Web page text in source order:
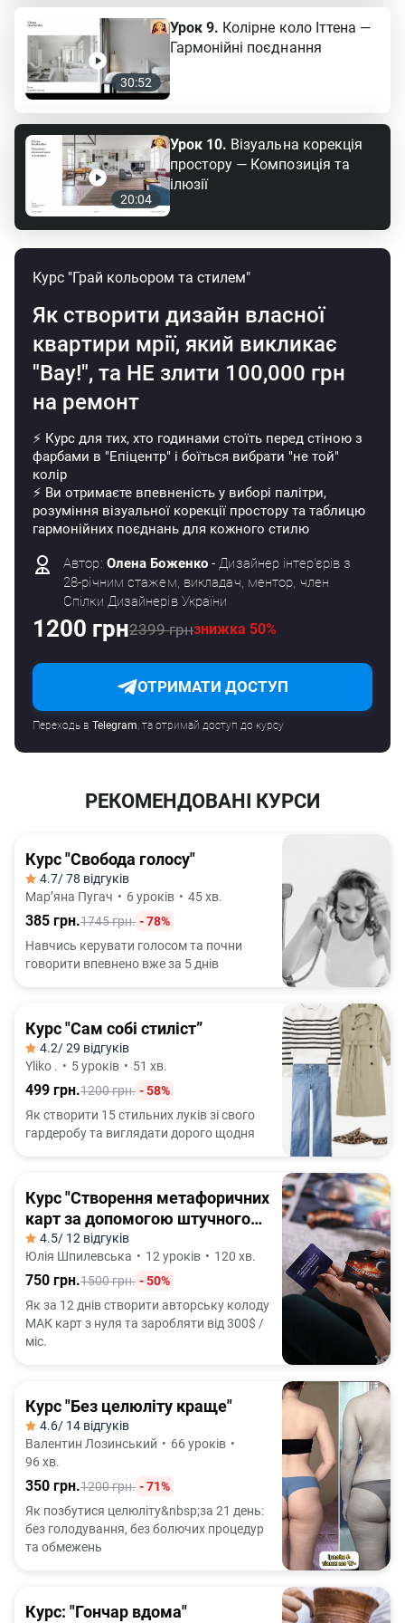
збільшити приплив природного світла.
30:52
Урок 9. Колірне коло Іттена —
Гармонійні поєднання
20:04
Урок 10. Візуальна корекція
простору — Композиція та
ілюзії
Курс "Грай кольором та стилем"
Як створити дизайн власної
квартири мрії, який викликає
"Вау!", та НЕ злити 100,000 грн
на ремонт
⚡ Курс для тих, хто годинами стоїть перед стіною з
фарбами в "Епіцентр" і боїться вибрати "не той"
колір
⚡ Ви отримаєте впевненість у виборі палітри,
розуміння візуальної корекції простору та таблицю
гармонійних поєднань для кожного стилю
Автор: Олена Боженко - Дизайнер інтер'єрів з
28-річним стажем, викладач, ментор, член
Спілки Дизайнерів України
1200 грн2399 грнзнижка 50%
ОТРИМАТИ ДОСТУП
Переходь в Telegram, та отримай доступ до курсу
РЕКОМЕНДОВАНІ КУРСИ
Курс "Свобода голосу"
4.7/ 78 відгуків
Марʼяна Пугач • 6 уроків • 45 хв.
385 грн.1745 грн. - 78%
Навчись керувати голосом та почни
говорити впевнено вже за 5 днів
Курс "Сам собі стиліст”
4.2/ 29 відгуків
Yliko . • 5 уроків • 51 хв.
499 грн.1200 грн. - 58%
Як створити 15 стильних луків зі свого
гардеробу та виглядати дорого щодня
Курс "Створення метафоричних
карт за допомогою штучного
інтелекту"
4.5/ 12 відгуків
Юлія Шпилевська • 12 уроків • 120 хв.
750 грн.1500 грн. - 50%
Як за 12 днів створити авторську колоду
МАК карт з нуля та заробляти від 300$ /
міс.
Курс "Без целюліту краще"
4.6/ 14 відгуків
Валентин Лозинський • 66 уроків •
96 хв.
350 грн.1200 грн. - 71%
Як позбутися целюліту&nbsp;за 21 день:
без голодування, без болючих процедур
та обмежень
Курс: "Гончар вдома"